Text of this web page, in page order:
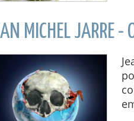
MICHEL JARRE